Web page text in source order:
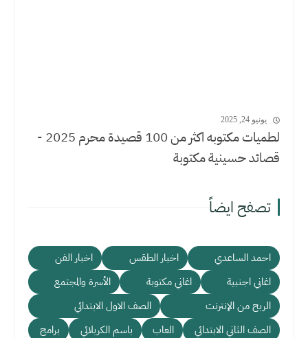
يونيو 24, 2025
لطميات مكتوبه اكثر من 100 قصيدة محرم 2025 -
قصائد حسينية مكتوبة
تصفح ايضاً
احمد الساعدي اخبار الطقس
اخبار الفن
اغاني اجنبية
اغاني مكتوبة
الأسرة والمجتمع
الربح من الإنترنت
الصف الاول الابتدائي
الصف الثاني الابتدائي
العاب باسم الكربلائي
برامج